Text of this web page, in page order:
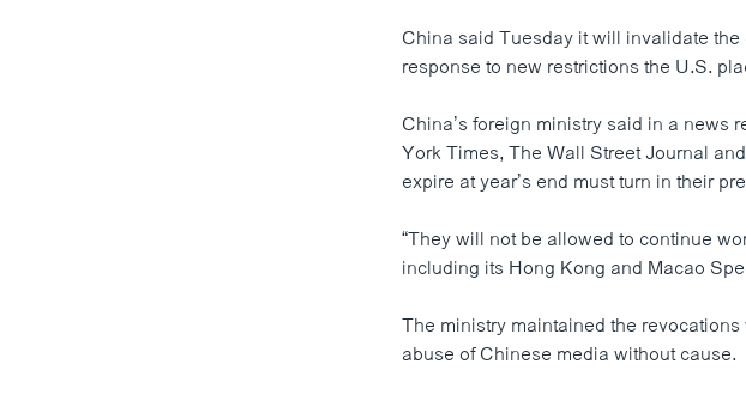
China said Tuesday it will invalidate
response to new restrictions the U.S.
China’s foreign ministry said in a news
York Times, The Wall Street Journal
expire at year’s end must turn in their
“They will not be allowed to continue
including its Hong Kong and Macao
The ministry maintained the
abuse of Chinese media without cause.